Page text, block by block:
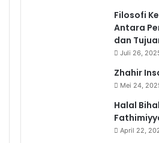
Filosofi
Antara
dan
Juli 26,
Zhahir
Mei 24,
Halal
April 22,